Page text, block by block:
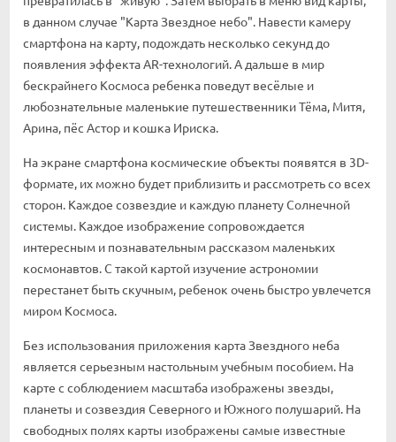
в данном случае "Карта Звездное небо". Навести камеру
смартфона на карту, подождать несколько секунд до
появления эффекта AR-технологий. А дальше в мир
бескрайнего Космоса ребенка поведут весёлые и
любознательные маленькие путешественники Тёма, Митя,
Арина, пёс Астор и кошка Ириска.
На экране смартфона космические объекты появятся в 3D-
формате, их можно будет приблизить и рассмотреть со всех
сторон. Каждое созвездие и каждую планету Солнечной
системы. Каждое изображение сопровождается
интересным и познавательным рассказом маленьких
космонавтов. С такой картой изучение астрономии
перестанет быть скучным, ребенок очень быстро увлечется
миром Космоса.
Без использования приложения карта Звездного неба
является серьезным настольным учебным пособием. На
карте с соблюдением масштаба изображены звезды,
планеты и созвездия Северного и Южного полушарий. На
свободных полях карты изображены самые известные